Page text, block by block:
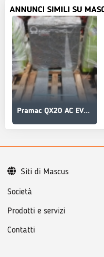
ANNUNCI SIMILI SU
Pramac QX20 AC EVO S4 1150x540
Società
Prodotti e servizi
Contatti
Siti di Mascus